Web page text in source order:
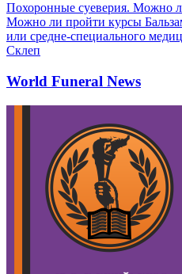
Похоронные суеверия. Можно
Можно ли пройти курсы
или средне-специального
Склеп
World Funeral News